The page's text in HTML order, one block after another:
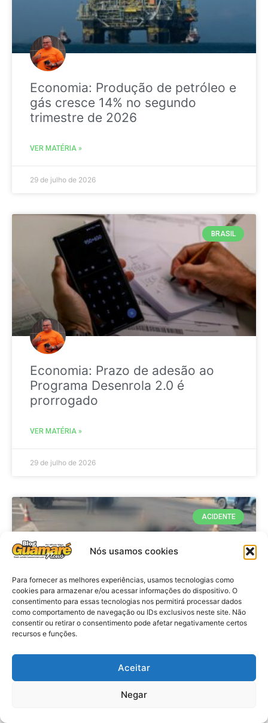
Nós usamos cookies
Para fornecer as melhores experiências, usamos tecnologias como
cookies para armazenar e/ou acessar informações do dispositivo. O
consentimento para essas tecnologias nos permitirá processar dados
como comportamento de navegação ou IDs exclusivos neste site. Não
consentir ou retirar o consentimento pode afetar negativamente certos
recursos e funções.
Aceitar
Negar
Economia: Produção de petróleo e
gás cresce 14% no segundo
trimestre de 2026
VER MATÉRIA »
29 de julho de 2026
BRASIL
Economia: Prazo de adesão ao
Programa Desenrola 2.0 é
prorrogado
VER MATÉRIA »
29 de julho de 2026
ACIDENTE
Acidente: A caminho do trabalho
professora se envolve em
acidente e vai a obito na RN 118
no Alto do Rodrigues, RN